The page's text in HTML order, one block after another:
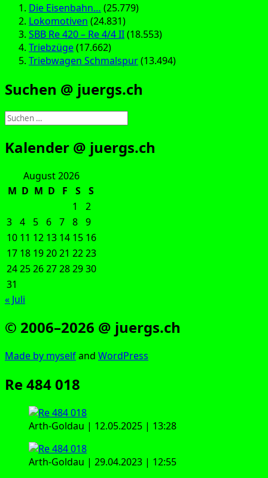
Die Eisenbahn… (25.779)
Lokomotiven (24.831)
SBB Re 420 – Re 4/4 II(18.553)
Triebzüge(17.662)
Triebwagen Schmalspur(13.494)
Suchen @ juergs.ch
Suchen
nach:
Kalender @ juergs.ch
August 2026
M D M D F S
S
1
2
3 4 5 6 7 8 9
10 11 12 13 14 15 16
17 18 192021 2223
24252627282930
31
« Juli
© 2006–2026 @ juergs.ch
Made by mys­elfand Word­Press
Re 484 018
Arth-Gold­au | 12.05.2025 | 13:28
Arth-Gold­au | 29.04.2023 | 12:55